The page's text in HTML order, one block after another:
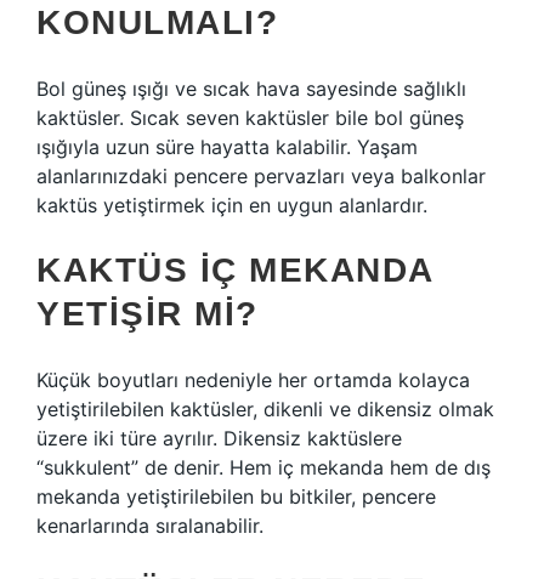
KONULMALI?
Bol güneş ışığı ve sıcak hava sayesinde sağlıklı
kaktüsler. Sıcak seven kaktüsler bile bol güneş
ışığıyla uzun süre hayatta kalabilir. Yaşam
alanlarınızdaki pencere pervazları veya balkonlar
kaktüs yetiştirmek için en uygun alanlardır.
KAKTÜS IÇ MEKANDA
YETIŞIR MI?
Küçük boyutları nedeniyle her ortamda kolayca
yetiştirilebilen kaktüsler, dikenli ve dikensiz olmak
üzere iki türe ayrılır. Dikensiz kaktüslere
“sukkulent” de denir. Hem iç mekanda hem de dış
mekanda yetiştirilebilen bu bitkiler, pencere
kenarlarında sıralanabilir.